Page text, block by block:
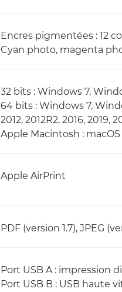
Encres pigmentées : 12
Cyan photo, magenta
32 bits : Windows 7,
64 bits : Windows 7,
2012, 2012R2, 2016, 2019,
Apple Macintosh : macOS
Apple AirPrint
PDF (version 1.7), JPEG
Port USB A : impression
Port USB B : USB haute